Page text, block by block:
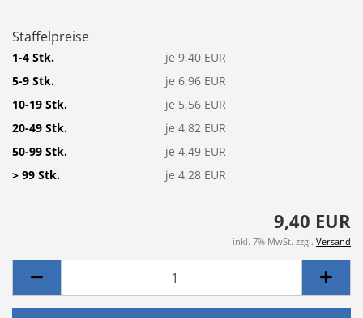
Staffelpreise
1-4 Stk.
je 9,40 EUR
5-9 Stk.
je 6,96 EUR
10-19 Stk.
je 5,56 EUR
20-49 Stk.
je 4,82 EUR
50-99 Stk.
je 4,49 EUR
> 99 Stk.
je 4,28 EUR
9,40 EUR
inkl. 7% MwSt. zzgl. Versand